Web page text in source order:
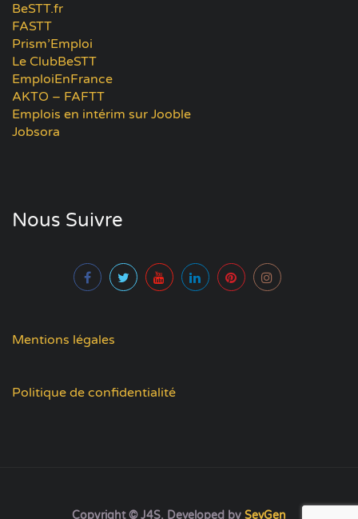
BeSTT.fr
FASTT
Prism’Emploi
Le ClubBeSTT
EmploiEnFrance
AKTO – FAFTT
Emplois en intérim sur Jooble
Jobsora
Nous Suivre
Mentions légales
Politique de confidentialité
Copyright © J4S. Developed by SevGen